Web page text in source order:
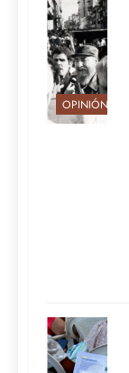
OPINIÓN